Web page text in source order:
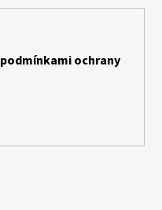
podmínkami ochrany